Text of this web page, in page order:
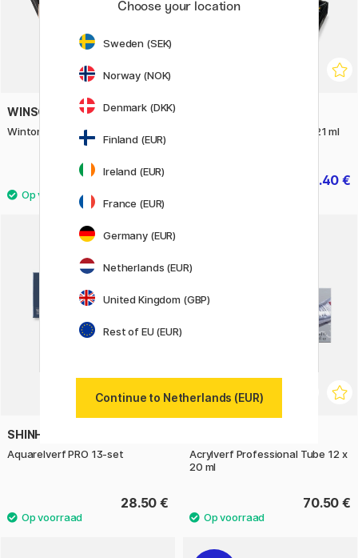
WINSOR & NEWTON
Winton Oil Wooden Box 16-set
99.50 €
Acrylverfset Campus 48x21 ml
60.40 €
SHINHAN
Aquarelverf PRO 13-set
28.50 €
Acrylverf Professional Tube 12 x
20 ml
70.50 €
Choose your location
Sweden (SEK)
Norway (NOK)
Denmark (DKK)
Finland (EUR)
Ireland (EUR)
France (EUR)
Germany (EUR)
Netherlands (EUR)
United Kingdom (GBP)
Rest of EU (EUR)
Continue to Netherlands (EUR)